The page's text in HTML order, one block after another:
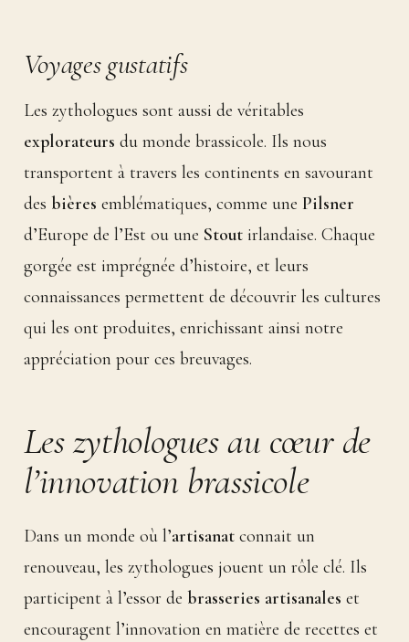
Voyages gustatifs
Les zythologues sont aussi de véritables
explorateurs du monde brassicole. Ils nous
transportent à travers les continents en savourant
des bières emblématiques, comme une Pilsner
d’Europe de l’Est ou une Stoutirlandaise. Chaque
gorgée est imprégnée d’histoire, et leurs
connaissances permettent de découvrir les cultures
qui les ont produites, enrichissant ainsi notre
appréciation pour ces breuvages.
Les zythologues au cœur de
l’innovation brassicole
Dans un monde où l’artisanatconnait un
renouveau, les zythologues jouent un rôle clé. Ils
participent à l’essor de brasseries artisanales et
encouragent l’innovation en matière de recettes et